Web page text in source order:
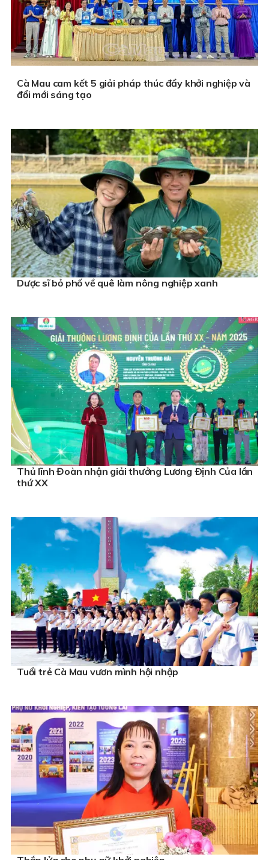
Cà Mau cam kết 5 giải pháp thúc đẩy khởi nghiệp và
đổi mới sáng tạo
Dược sĩ bỏ phố về quê làm nông nghiệp xanh
Thủ lĩnh Đoàn nhận giải thưởng Lương Ðịnh Của lần
thứ XX
Tuổi trẻ Cà Mau vươn mình hội nhập